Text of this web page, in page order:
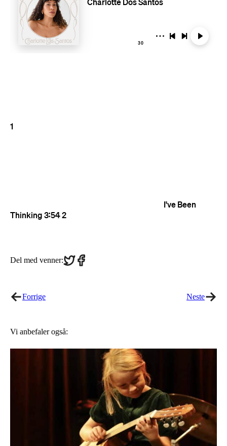
Del med venner:Share
on
Share
on
Forrige Neste
Vi anbefaler også: